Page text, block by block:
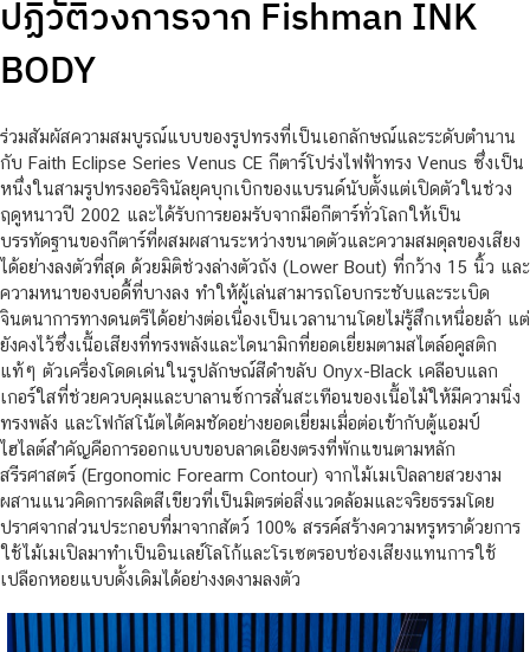
ปฏิวัติวงการจาก Fishman INK
BODY
ร่วมสัมผัสความสมบูรณ์แบบของรูปทรงที่เป็นเอกลักษณ์และระดับตำนาน
กับ Faith Eclipse Series Venus CE กีตาร์โปร่งไฟฟ้าทรง Venus ซึ่งเป็น
หนึ่งในสามรูปทรงออริจินัลยุคบุกเบิกของแบรนด์นับตั้งแต่เปิดตัวในช่วง
ฤดูหนาวปี 2002 และได้รับการยอมรับจากมือกีตาร์ทั่วโลกให้เป็น
บรรทัดฐานของกีตาร์ที่ผสมผสานระหว่างขนาดตัวและความสมดุลของเสียง
ได้อย่างลงตัวที่สุด ด้วยมิติช่วงล่างตัวถัง (Lower Bout) ที่กว้าง 15 นิ้ว และ
ความหนาของบอดี้ที่บางลง ทำให้ผู้เล่นสามารถโอบกระชับและระเบิด
จินตนาการทางดนตรีได้อย่างต่อเนื่องเป็นเวลานานโดยไม่รู้สึกเหนื่อยล้า แต่
ยังคงไว้ซึ่งเนื้อเสียงที่ทรงพลังและไดนามิกที่ยอดเยี่ยมตามสไตล์อคูสติก
แท้ๆ ตัวเครื่องโดดเด่นในรูปลักษณ์สีดำขลับ Onyx-Black เคลือบแลก
เกอร์ใสที่ช่วยควบคุมและบาลานซ์การสั่นสะเทือนของเนื้อไม้ให้มีความนิ่ง
ทรงพลัง และโฟกัสโน้ตได้คมชัดอย่างยอดเยี่ยมเมื่อต่อเข้ากับตู้แอมป์
ไฮไลต์สำคัญคือการออกแบบขอบลาดเอียงตรงที่พักแขนตามหลัก
สรีรศาสตร์ (Ergonomic Forearm Contour) จากไม้เมเปิลลายสวยงาม
ผสานแนวคิดการผลิตสีเขียวที่เป็นมิตรต่อสิ่งแวดล้อมและจริยธรรมโดย
ปราศจากส่วนประกอบที่มาจากสัตว์ 100% สรรค์สร้างความหรูหราด้วยการ
ใช้ไม้เมเปิลมาทำเป็นอินเลย์โลโก้และโรเซตรอบช่องเสียงแทนการใช้
เปลือกหอยแบบดั้งเดิมได้อย่างงดงามลงตัว